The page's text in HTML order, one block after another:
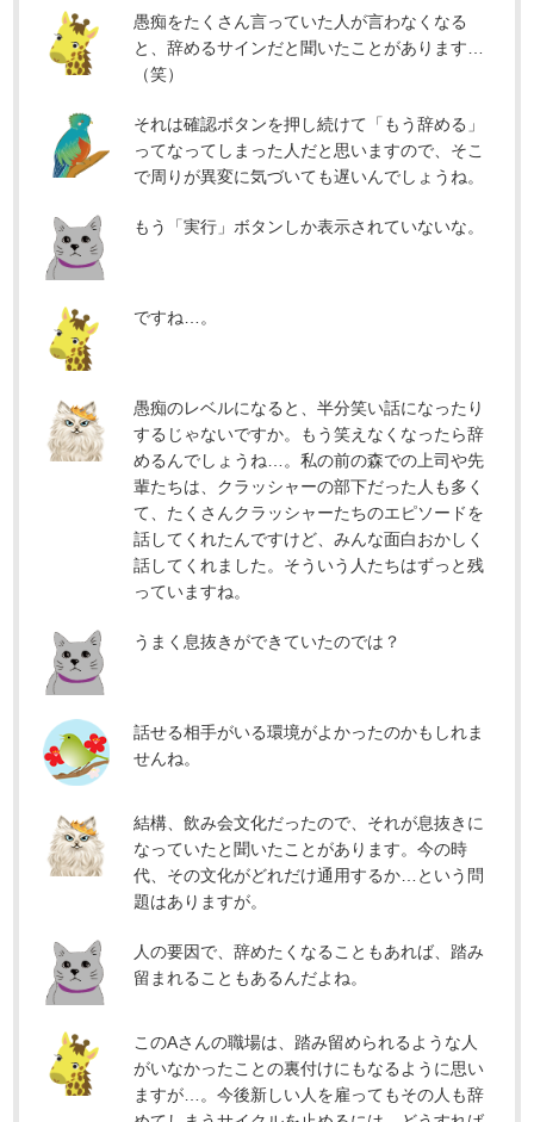
愚痴をたくさん言っていた人が言わなくなる
と、辞めるサインだと聞いたことがあります…
（笑）
それは確認ボタンを押し続けて「もう辞める」
ってなってしまった人だと思いますので、そこ
で周りが異変に気づいても遅いんでしょうね。
もう「実行」ボタンしか表示されていないな。
ですね…。
愚痴のレベルになると、半分笑い話になったり
するじゃないですか。もう笑えなくなったら辞
めるんでしょうね…。私の前の森での上司や先
輩たちは、クラッシャーの部下だった人も多く
て、たくさんクラッシャーたちのエピソードを
話してくれたんですけど、みんな面白おかしく
話してくれました。そういう人たちはずっと残
っていますね。
うまく息抜きができていたのでは？
話せる相手がいる環境がよかったのかもしれま
せんね。
結構、飲み会文化だったので、それが息抜きに
なっていたと聞いたことがあります。今の時
代、その文化がどれだけ通用するか…という問
題はありますが。
人の要因で、辞めたくなることもあれば、踏み
留まれることもあるんだよね。
このAさんの職場は、踏み留められるような人
がいなかったことの裏付けにもなるように思い
ますが…。今後新しい人を雇ってもその人も辞